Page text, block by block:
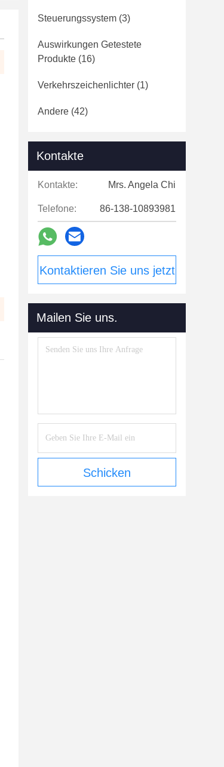
Steuerungssystem (3)
Auswirkungen Getestete
Produkte (16)
Verkehrszeichenlichter (1)
Andere (42)
Kontakte
Kontakte: Mrs. Angela Chi
Telefone: 86-138-10893981
Kontaktieren Sie uns jetzt
Mailen Sie uns.
Schicken